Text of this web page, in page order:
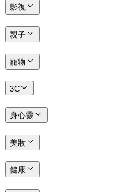
影視
親子
寵物
3C
身心靈
美妝
健康